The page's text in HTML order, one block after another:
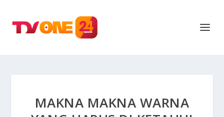
MAKNA MAKNA WARNA